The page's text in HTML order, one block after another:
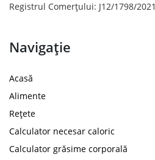
Registrul Comerțului: J12/1798/2021
Navigație
Acasă
Alimente
Rețete
Calculator necesar caloric
Calculator grăsime corporală